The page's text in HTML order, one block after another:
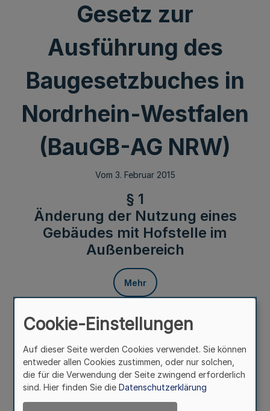
Gesetz zur
Ausführung des
Baugesetzbuches in
Nordrhein-Westfalen
(BauGB-AG NRW)
Vom 3. Februar 2015
§ 1
Änderung der Nutzung eines
Gebäudes mit Hofstelle im
Außenbereich
Mehr
Fußnoten
Die Sieben-Jahres-Frist nach § 35 Absatz 4 Satz 1
Nummer 1 Buchstabe c des Baugesetzbuches (BauGB) ist
Cookie-Einstellungen
Auf dieser Seite werden Cookies verwendet. Sie können
entweder allen Cookies zustimmen, oder nur solchen,
die für die Verwendung der Seite zwingend erforderlich
sind. Hier finden Sie die Datenschutzerklärung